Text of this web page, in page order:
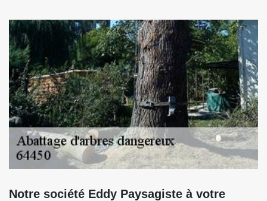
Notre société Eddy Paysagiste à votre